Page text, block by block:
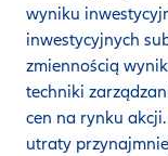
wyniku
inwestycyjnych
zmiennością
techniki
cen na rynku
utraty